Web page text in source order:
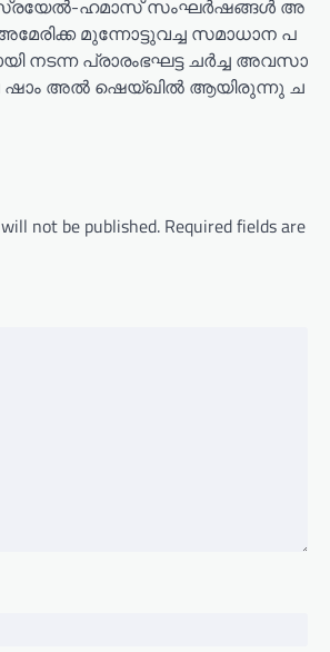
​ഹ​മാ​സ് സം​ഘ​ർ​ഷ​ങ്ങ​ൾ അ​
മു​ന്നോ​ട്ടു​വ​ച്ച സ​മാ​ധാ​ന പ​
ന​ട​ന്ന പ്രാ​രം​ഭ​ഘ​ട്ട ച​ർ​ച്ച അ​വ​സാ​
ഷാം ​അ​ൽ ഷെ​യ്ഖി​ൽ ആ​യി​രു​ന്നു ച​
not be published. Required fields are